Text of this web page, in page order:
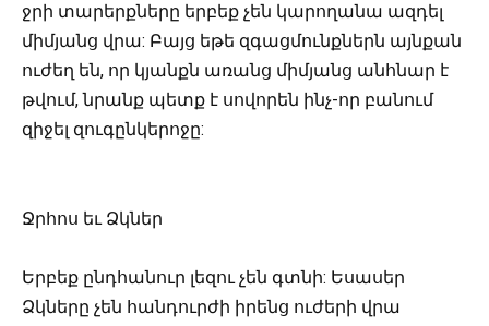
ջրի տարերքները երբեք չեն կարողանա ազդել
միմյանց վրա: Բայց եթե զգացմունքներն այնքան
ուժեղ են, որ կյանքն առանց միմյանց անհնար է
թվում, նրանք պետք է սովորեն ինչ-որ բանում
զիջել զուգընկերոջը:
Ջրհոս եւ Ձկներ
Երբեք ընդհանուր լեզու չեն գտնի: Եսասեր
Ձկները չեն հանդուրժի իրենց ուժերի վրա